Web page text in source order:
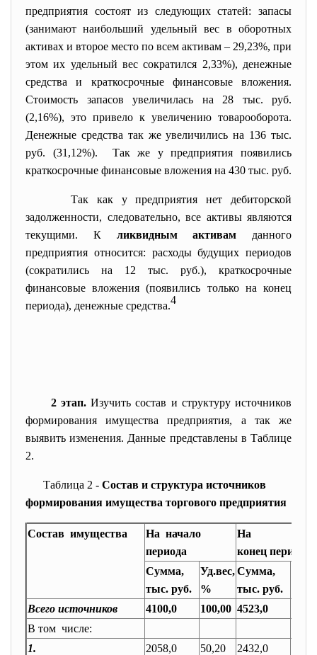
предприятия состоят из следующих статей: запасы
(занимают наибольший удельный вес в оборотных
активах и второе место по всем активам – 29,23%, при
этом их удельный вес сократился 2,33%), денежные
средства и краткосрочные финансовые вложения.
Стоимость запасов увеличилась на 28 тыс. руб.
(2,16%), это привело к увеличению товарооборота.
Денежные средства так же увеличились на 136 тыс.
руб. (31,12%). Так же у предприятия появились
краткосрочные финансовые вложения на 430 тыс. руб.
Так как у предприятия нет дебиторской
задолженности, следовательно, все активы являются
текущими. К ликвидным активам данного
предприятия относится: расходы будущих периодов
(сократились на 12 тыс. руб.), краткосрочные
финансовые вложения (появились только на конец
периода), денежные средства.4
2 этап.Изучить состав и структуру источников
формирования имущества предприятия, а так же
выявить изменения. Данные представлены в Таблице
2.
Таблица 2 - Состав и структура источников
формирования имущества торгового предприятия
Состав имущества
На начало
периода
На
конец периода
Сумма,
тыс. руб.
Уд.вес,
%
Сумма,
тыс. руб.
Всего источников
4100,0 100,00 4523,0
В том числе:
1.
2058,0 50,20 2432,0